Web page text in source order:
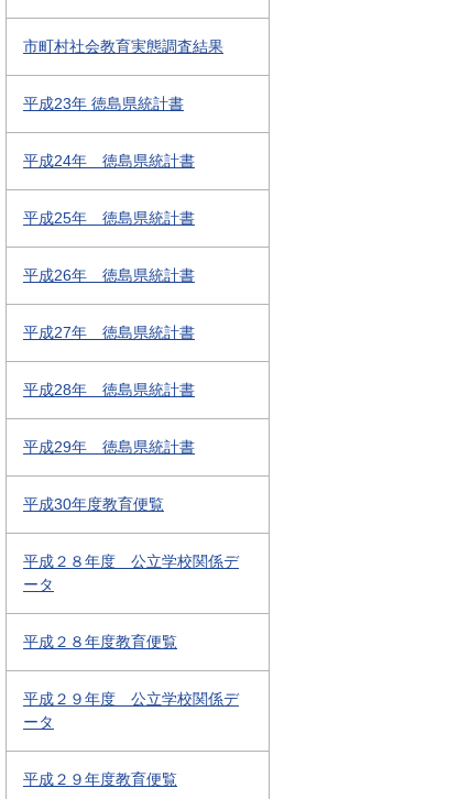
市町村社会教育実態調査結果
平成23年 徳島県統計書
平成24年 徳島県統計書
平成25年 徳島県統計書
平成26年 徳島県統計書
平成27年 徳島県統計書
平成28年 徳島県統計書
平成29年 徳島県統計書
平成30年度教育便覧
平成２８年度 公立学校関係デ
ータ
平成２８年度教育便覧
平成２９年度 公立学校関係デ
ータ
平成２９年度教育便覧